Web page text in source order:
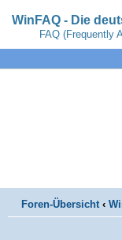
WinFAQ - Die
FAQ (Frequently
Foren-Übersicht ‹